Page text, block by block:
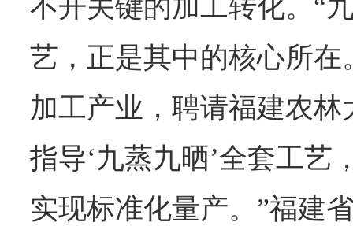
不开关键的加工转化。“
艺，正是其中的核心所在
加工产业，聘请福建农
指导‘九蒸九晒’全套工艺
实现标准化量产。”福建